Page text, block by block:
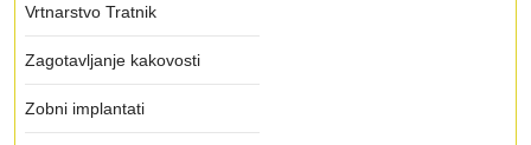
Vrtnarstvo Tratnik
Zagotavljanje kakovosti
Zobni implantati